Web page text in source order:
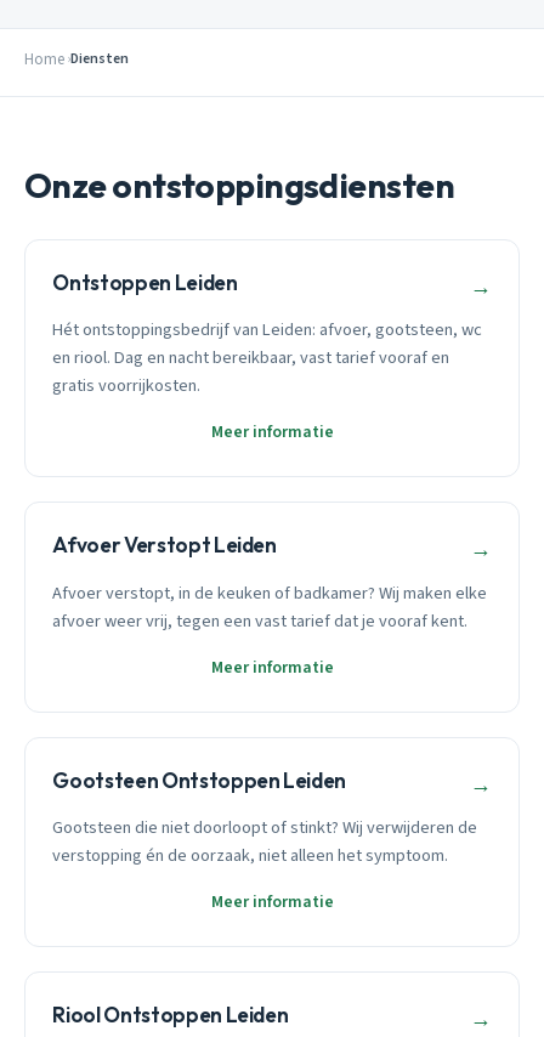
Home Diensten
Onze ontstoppingsdiensten
Ontstoppen Leiden →
Hét ontstoppingsbedrijf van Leiden: afvoer, gootsteen, wc
en riool. Dag en nacht bereikbaar, vast tarief vooraf en
gratis voorrijkosten.
Meer informatie
Afvoer Verstopt Leiden →
Afvoer verstopt, in de keuken of badkamer? Wij maken elke
afvoer weer vrij, tegen een vast tarief dat je vooraf kent.
Meer informatie
Gootsteen Ontstoppen Leiden →
Gootsteen die niet doorloopt of stinkt? Wij verwijderen de
verstopping én de oorzaak, niet alleen het symptoom.
Meer informatie
Riool Ontstoppen Leiden →